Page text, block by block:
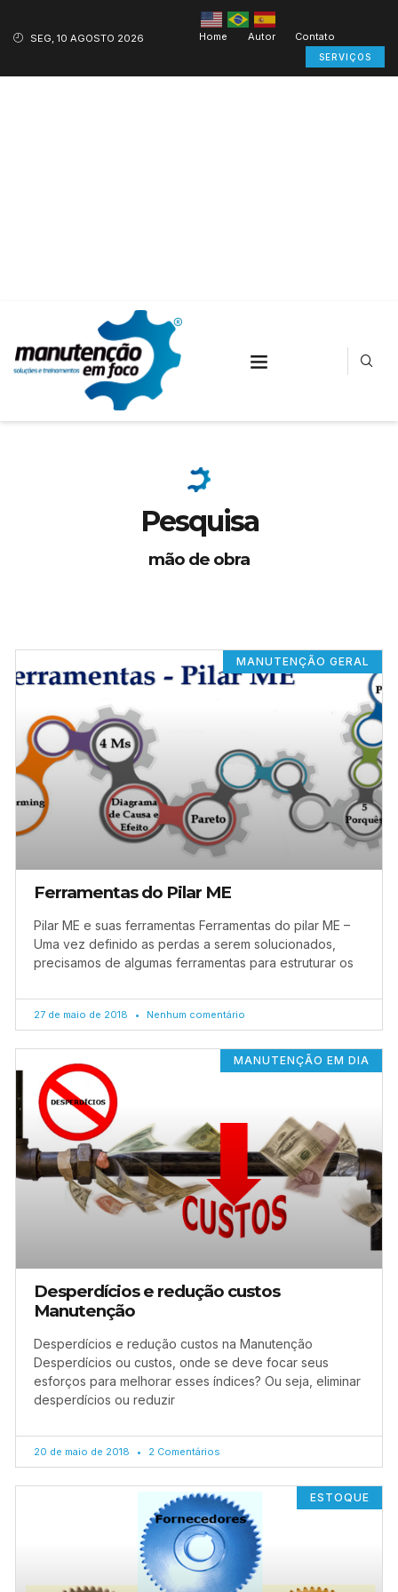
SEG, 10 AGOSTO 2026 Home Autor Contato
SERVIÇOS
Pesquisa
mão de obra
MANUTENÇÃO GERAL
Ferramentas do Pilar ME
Pilar ME e suas ferramentas Ferramentas do pilar ME –
Uma vez definido as perdas a serem solucionados,
precisamos de algumas ferramentas para estruturar os
27 de maio de 2018 Nenhum comentário
MANUTENÇÃO EM DIA
Desperdícios e redução custos
Manutenção
Desperdícios e redução custos na Manutenção
Desperdícios ou custos, onde se deve focar seus
esforços para melhorar esses índices? Ou seja, eliminar
desperdícios ou reduzir
20 de maio de 2018 2 Comentários
ESTOQUE